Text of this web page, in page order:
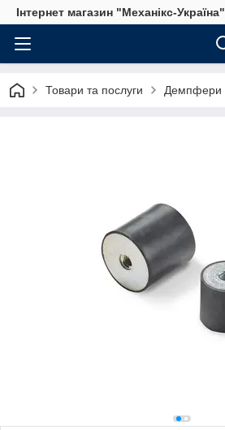
Інтернет магазин "Механікс-Україна"
Товари та послуги Демпфери